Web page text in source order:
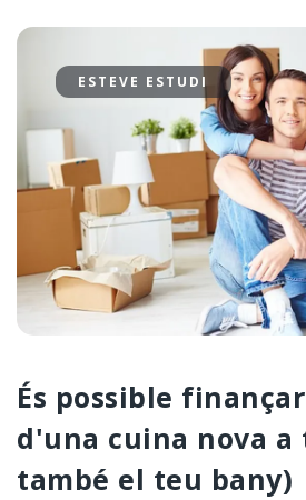
ESTEVE ESTUDI
És possible
d'una cuina nova a
també el teu bany)